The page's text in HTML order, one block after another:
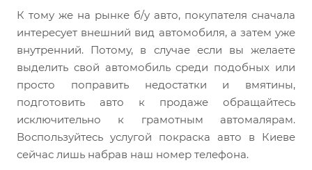
К тому же на рынке б/у авто, покупателя сначала
интересует внешний вид автомобиля, а затем уже
внутренний. Потому, в случае если вы желаете
выделить свой автомобиль среди подобных или
просто поправить недостатки и вмятины,
подготовить авто к продаже обращайтесь
исключительно к грамотным автомалярам.
Воспользуйтесь услугой покраска авто в Киеве
сейчас лишь набрав наш номер телефона.